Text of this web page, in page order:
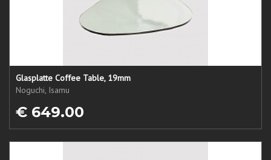
Glasplatte Coffee Table, 19mm
Noguchi, Isamu
€ 649.00